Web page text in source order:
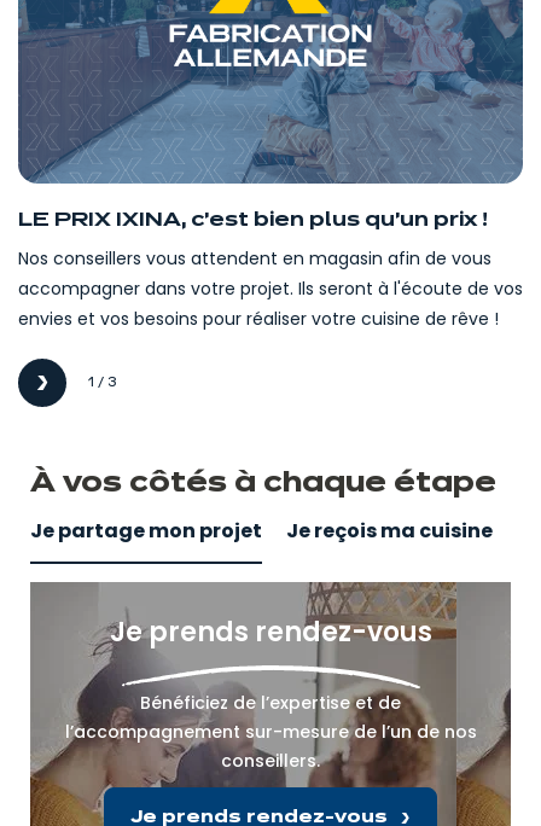
LE PRIX IXINA, c'est bien plus qu'un prix !
Nos conseillers vous attendent en magasin afin de vous
accompagner dans votre projet. Ils seront à l'écoute de vos
envies et vos besoins pour réaliser votre cuisine de rêve !
Suivant1 / 3
À vos côtés à chaque étape
Je partage mon projet Je reçois ma cuisine
Je prends rendez-vous
Bénéficiez de l’expertise et de
l’accompagnement sur-mesure de l’un de nos
conseillers.
Je prends rendez-vous